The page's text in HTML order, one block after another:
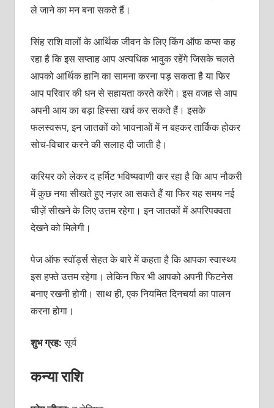
ले जाने का मन बना सकते हैं।
सिंह राशि वालों के आर्थिक जीवन के लिए किंग ऑफ कप्स कह
रहा है कि इस सप्ताह आप अत्यधिक भावुक रहेंगे जिसके चलते
आपको आर्थिक हानि का सामना करना पड़ सकता है या फिर
आप परिवार की धन से सहायता करते करेंगे। इस वजह से आप
अपनी आय का बड़ा हिस्सा खर्च कर सकते हैं। इसके
फलस्वरूप, इन जातकों को भावनाओं में न बहकर तार्किक होकर
सोच-विचार करने की सलाह दी जाती है।
करियर को लेकर द हर्मिट भविष्यवाणी कर रहा है कि आप नौकरी
में कुछ नया सीखते हुए नज़र आ सकते हैं या फिर यह समय नई
चीज़ें सीखने के लिए उत्तम रहेगा। इन जातकों में अपरिपक्वता
देखने को मिलेगी।
पेज ऑफ स्वॉर्ड्स सेहत के बारे में कहता है कि आपका स्वास्थ्य
इस हफ्ते उत्तम रहेगा। लेकिन फिर भी आपको अपनी फिटनेस
बनाए रखनी होगी। साथ ही, एक नियमित दिनचर्या का पालन
करना होगा।
शुभ ग्रह:सूर्य
कन्या राशि